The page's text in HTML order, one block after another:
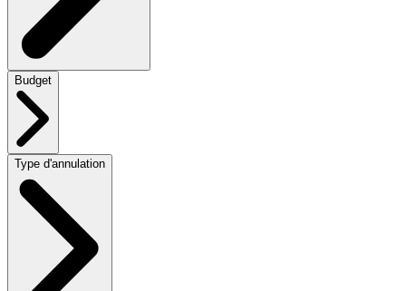
Budget
Type d'annulation